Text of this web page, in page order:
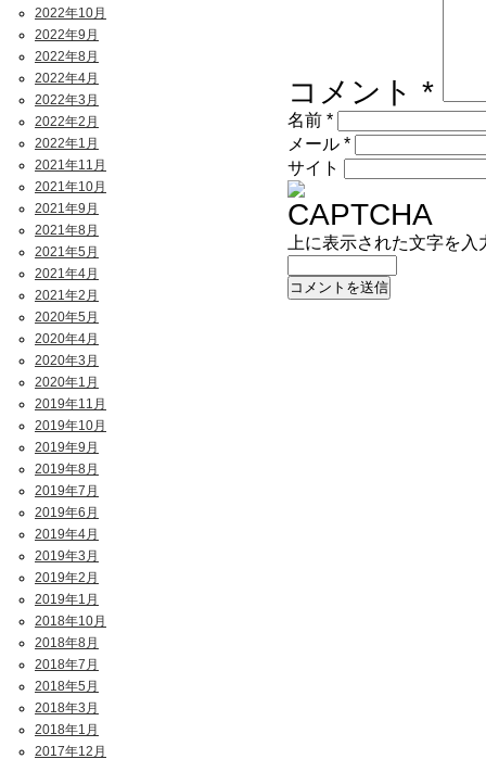
コメント *
名前 *
メール *
サイト
上に表示された文字を
2022年10月
2022年9月
2022年8月
2022年4月
2022年3月
2022年2月
2022年1月
2021年11月
2021年10月
2021年9月
2021年8月
2021年5月
2021年4月
2021年2月
2020年5月
2020年4月
2020年3月
2020年1月
2019年11月
2019年10月
2019年9月
2019年8月
2019年7月
2019年6月
2019年4月
2019年3月
2019年2月
2019年1月
2018年10月
2018年8月
2018年7月
2018年5月
2018年3月
2018年1月
2017年12月